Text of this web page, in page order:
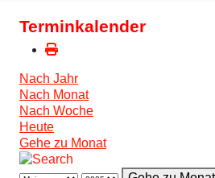
Terminkalender
Nach Jahr
Nach Monat
Nach Woche
Heute
Gehe zu Monat